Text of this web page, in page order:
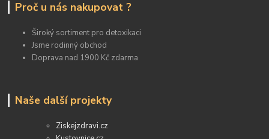
Proč u nás nakupovat ?
Široký sortiment pro detoxikaci
Jsme rodinný obchod
Doprava nad 1900 Kč zdarma
Naše další projekty
Ziskejzdravi.cz